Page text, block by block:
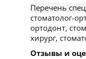
Перечень
стоматолог-
ортодонт,
хирург,
Отзывы и